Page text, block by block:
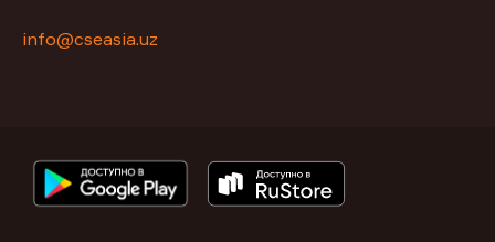
info@cseasia.uz